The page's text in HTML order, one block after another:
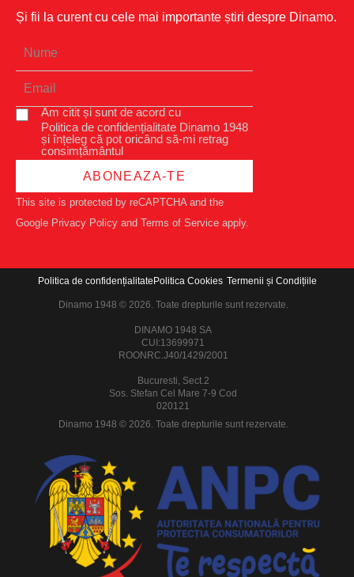
Și fii la curent cu cele mai importante știri despre Dinamo.
Am citit și sunt de acord cu
Politica de confidențialitate Dinamo 1948
și înțeleg că pot oricând să-mi retrag
consimțământul
ABONEAZA-TE
This site is protected by reCAPTCHA and the
Google Privacy Policy and Terms of Service apply.
Politica de confidențialitate Politica Cookies Termenii și Condițiile
Dinamo 1948 © 2026. Toate drepturile sunt rezervate.
DINAMO 1948 SA
CUI:13699971
ROONRC.J40/1429/2001
Bucuresti, Sect.2
Sos. Stefan Cel Mare 7-9 Cod
020121
Dinamo 1948 © 2026. Toate drepturile sunt rezervate.